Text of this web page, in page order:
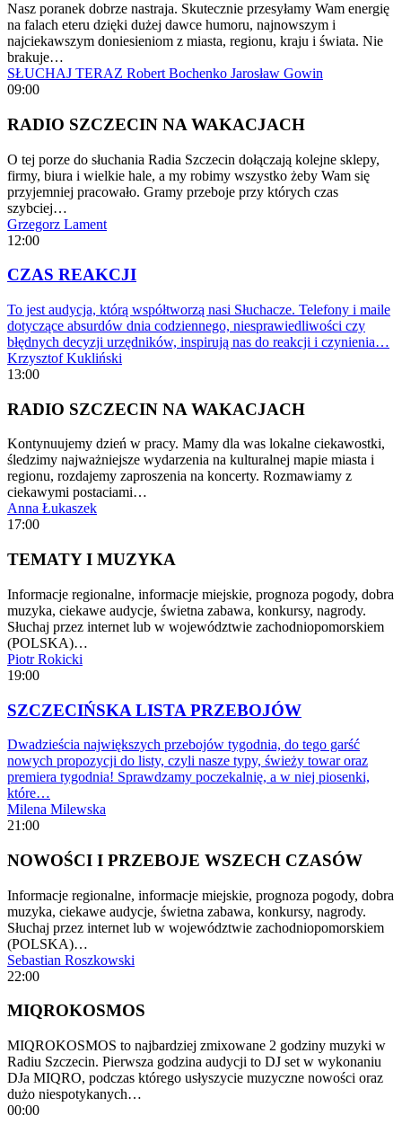
Nasz poranek dobrze nastraja. Skutecznie przesyłamy Wam energię
na falach eteru dzięki dużej dawce humoru, najnowszym i
najciekawszym doniesieniom z miasta, regionu, kraju i świata. Nie
brakuje…
SŁUCHAJ TERAZ Robert Bochenko Jarosław Gowin
09:00
RADIO SZCZECIN NA WAKACJACH
O tej porze do słuchania Radia Szczecin dołączają kolejne sklepy,
firmy, biura i wielkie hale, a my robimy wszystko żeby Wam się
przyjemniej pracowało. Gramy przeboje przy których czas
szybciej…
Grzegorz Lament
12:00
CZAS REAKCJI
To jest audycja, którą współtworzą nasi Słuchacze. Telefony i maile
dotyczące absurdów dnia codziennego, niesprawiedliwości czy
błędnych decyzji urzędników, inspirują nas do reakcji i czynienia…
Krzysztof Kukliński
13:00
RADIO SZCZECIN NA WAKACJACH
Kontynuujemy dzień w pracy. Mamy dla was lokalne ciekawostki,
śledzimy najważniejsze wydarzenia na kulturalnej mapie miasta i
regionu, rozdajemy zaproszenia na koncerty. Rozmawiamy z
ciekawymi postaciami…
Anna Łukaszek
17:00
TEMATY I MUZYKA
Informacje regionalne, informacje miejskie, prognoza pogody, dobra
muzyka, ciekawe audycje, świetna zabawa, konkursy, nagrody.
Słuchaj przez internet lub w województwie zachodniopomorskiem
(POLSKA)…
Piotr Rokicki
19:00
SZCZECIŃSKA LISTA PRZEBOJÓW
Dwadzieścia największych przebojów tygodnia, do tego garść
nowych propozycji do listy, czyli nasze typy, świeży towar oraz
premiera tygodnia! Sprawdzamy poczekalnię, a w niej piosenki,
które…
Milena Milewska
21:00
NOWOŚCI I PRZEBOJE WSZECH CZASÓW
Informacje regionalne, informacje miejskie, prognoza pogody, dobra
muzyka, ciekawe audycje, świetna zabawa, konkursy, nagrody.
Słuchaj przez internet lub w województwie zachodniopomorskiem
(POLSKA)…
Sebastian Roszkowski
22:00
MIQROKOSMOS
MIQROKOSMOS to najbardziej zmixowane 2 godziny muzyki w
Radiu Szczecin. Pierwsza godzina audycji to DJ set w wykonaniu
DJa MIQRO, podczas którego usłyszycie muzyczne nowości oraz
dużo niespotykanych…
00:00